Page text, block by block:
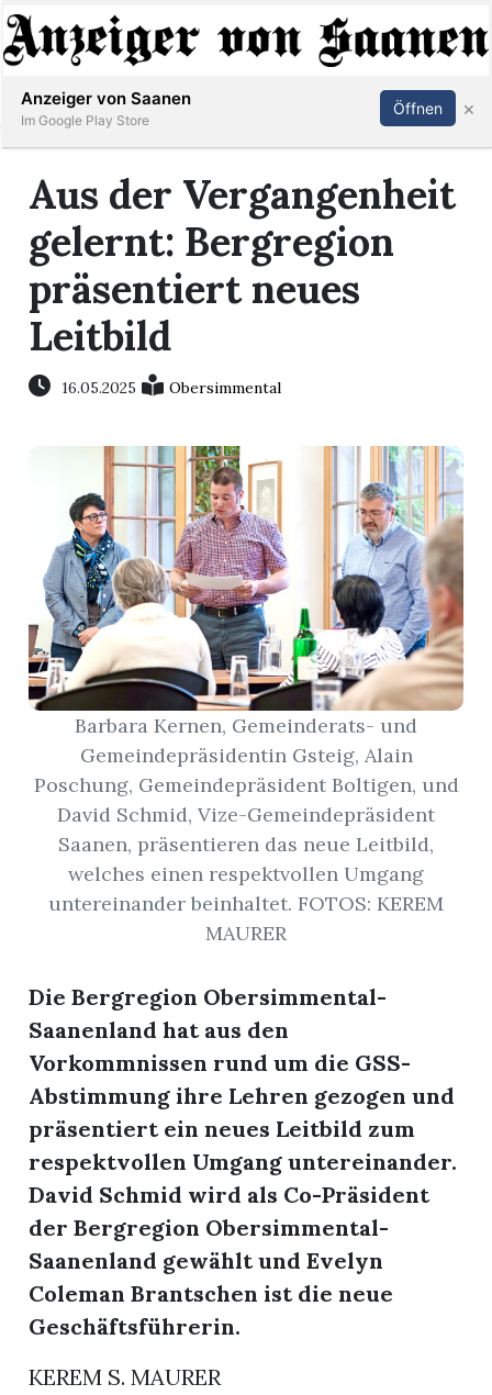
Events
Abonnieren Anmelden
Aus der Vergangenheit
gelernt: Bergregion
präsentiert neues
Leitbild
16.05.2025 Obersimmental
Barbara Kernen, Gemeinderats- und
Gemeindepräsidentin Gsteig, Alain
Poschung, Gemeindepräsident Boltigen, und
David Schmid, Vize-Gemeindepräsident
Saanen, präsentieren das neue Leitbild,
welches einen respektvollen Umgang
untereinander beinhaltet. FOTOS: KEREM
MAURER
Die Bergregion Obersimmental-
Saanenland hat aus den
Vorkommnissen rund um die GSS-
Abstimmung ihre Lehren gezogen und
präsentiert ein neues Leitbild zum
respektvollen Umgang untereinander.
David Schmid wird als Co-Präsident
der Bergregion Obersimmental-
Saanenland gewählt und Evelyn
Coleman Brantschen ist die neue
Geschäftsführerin.
KEREM S. MAURER
Anzeiger von Saanen
Im Google Play Store
Öffnen ×